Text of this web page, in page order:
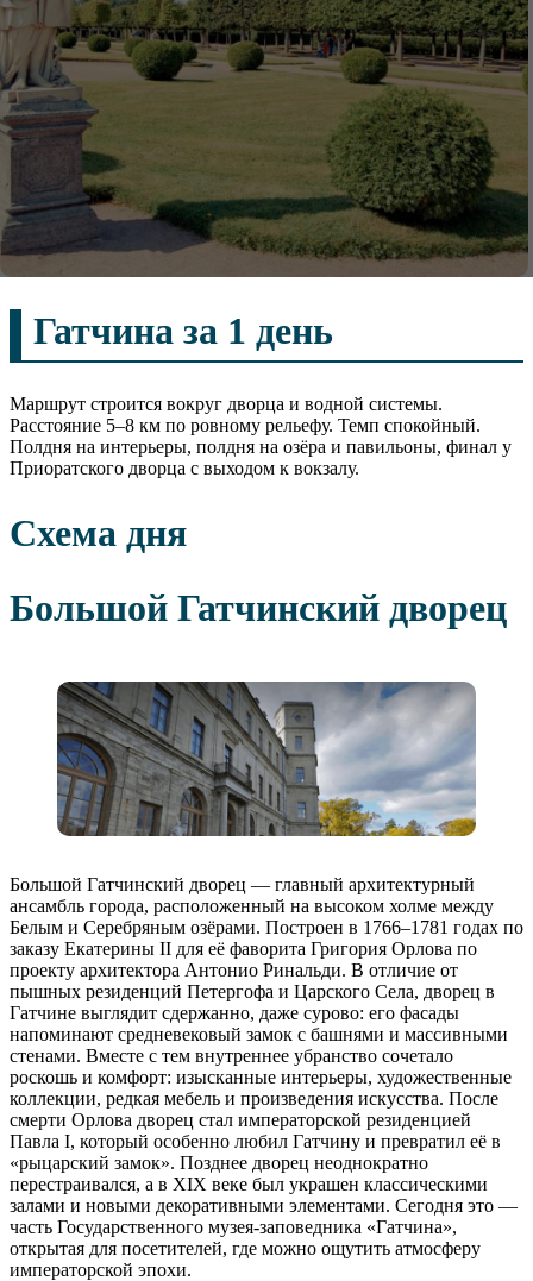
Гатчина за 1 день
Маршрут строится вокруг дворца и водной системы.
Расстояние 5–8 км по ровному рельефу. Темп спокойный.
Полдня на интерьеры, полдня на озёра и павильоны, финал у
Приоратского дворца с выходом к вокзалу.
Схема дня
Большой Гатчинский дворец
Большой Гатчинский дворец — главный архитектурный
ансамбль города, расположенный на высоком холме между
Белым и Серебряным озёрами. Построен в 1766–1781 годах по
заказу Екатерины II для её фаворита Григория Орлова по
проекту архитектора Антонио Ринальди. В отличие от
пышных резиденций Петергофа и Царского Села, дворец в
Гатчине выглядит сдержанно, даже сурово: его фасады
напоминают средневековый замок с башнями и массивными
стенами. Вместе с тем внутреннее убранство сочетало
роскошь и комфорт: изысканные интерьеры, художественные
коллекции, редкая мебель и произведения искусства. После
смерти Орлова дворец стал императорской резиденцией
Павла I, который особенно любил Гатчину и превратил её в
«рыцарский замок». Позднее дворец неоднократно
перестраивался, а в XIX веке был украшен классическими
залами и новыми декоративными элементами. Сегодня это —
часть Государственного музея-заповедника «Гатчина»,
открытая для посетителей, где можно ощутить атмосферу
императорской эпохи.